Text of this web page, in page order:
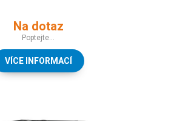
Na dotaz
Poptejte...
VÍCE INFORMACÍ